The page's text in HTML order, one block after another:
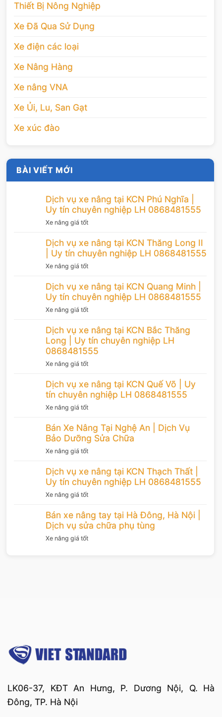
Thiết Bị Nông Nghiệp
Xe Đã Qua Sử Dụng
Xe điện các loại
Xe Nâng Hàng
Xe nâng VNA
Xe Ủi, Lu, San Gạt
Xe xúc đào
BÀI VIẾT MỚI
Dịch vụ xe nâng tại KCN Phú Nghĩa |
Uy tín chuyên nghiệp LH 0868481555
Xe nâng giá tốt
Dịch vụ xe nâng tại KCN Thăng Long II
| Uy tín chuyên nghiệp LH 0868481555
Xe nâng giá tốt
Dịch vụ xe nâng tại KCN Quang Minh |
Uy tín chuyên nghiệp LH 0868481555
Xe nâng giá tốt
Dịch vụ xe nâng tại KCN Bắc Thăng
Long | Uy tín chuyên nghiệp LH
0868481555
Xe nâng giá tốt
Dịch vụ xe nâng tại KCN Quế Võ | Uy
tín chuyên nghiệp LH 0868481555
Xe nâng giá tốt
Bán Xe Nâng Tại Nghệ An | Dịch Vụ
Bảo Dưỡng Sửa Chữa
Xe nâng giá tốt
Dịch vụ xe nâng tại KCN Thạch Thất |
Uy tín chuyên nghiệp LH 0868481555
Xe nâng giá tốt
Bán xe nâng tay tại Hà Đông, Hà Nội |
Dịch vụ sửa chữa phụ tùng
Xe nâng giá tốt
LK06-37, KĐT An Hưng, P. Dương Nội, Q. Hà
Đông, TP. Hà Nội